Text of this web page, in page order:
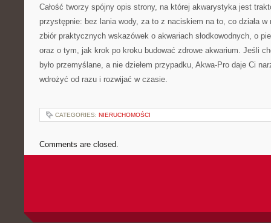
Całość tworzy spójny opis strony, na której akwarystyka jest
przystępnie: bez lania wody, za to z naciskiem na to, co działa
zbiór praktycznych wskazówek o akwariach słodkowodnych, o
oraz o tym, jak krok po kroku budować zdrowe akwarium. Jeśli
było przemyślane, a nie dziełem przypadku, Akwa-Pro daje Ci
wdrożyć od razu i rozwijać w czasie.
CATEGORIES: NIERUCHOMOŚCI
Comments are closed.